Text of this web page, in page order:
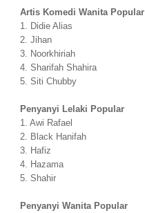
Artis Komedi Wanita Popular
1. Didie Alias
2. Jihan
3. Noorkhiriah
4. Sharifah Shahira
5. Siti Chubby
Penyanyi Lelaki Popular
1. Awi Rafael
2. Black Hanifah
3. Hafiz
4. Hazama
5. Shahir
Penyanyi Wanita Popular